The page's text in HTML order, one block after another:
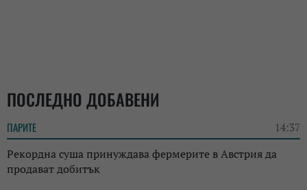
ПОСЛЕДНО ДОБАВЕНИ
ПАРИТЕ 14:37
Рекордна суша принуждава фермерите в Австрия да
продават добитък